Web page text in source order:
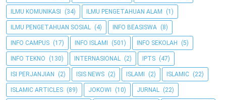
ILMU KOMUNIKASI (34) ILMU PENGETAHUAN ALAM (1)
ILMU PENGETAHUAN SOSIAL (4) INFO BEASISWA (8)
INFO CAMPUS (17) INFO ISLAMI (501) INFO SEKOLAH (5)
INFO TEKNO (130) INTERNASIONAL (2) IPTS (47)
ISI PERJANJIAN (2) ISIS NEWS (2) ISLAMI (2) ISLAMIC (22)
ISLAMIC ARTICLES (89) JOKOWI (10) JURNAL (22)